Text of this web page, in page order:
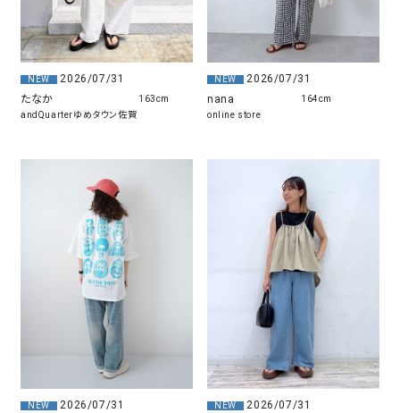
NEW
2026/07/31
たなか
andQuarterゆめタウン佐賀
163cm
NEW
2026/07/31
nana
online store
164cm
NEW
2026/07/31
NEW
2026/07/31